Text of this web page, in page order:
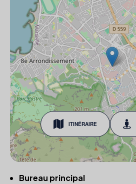
ITINÉRAIRE
Bureau principal